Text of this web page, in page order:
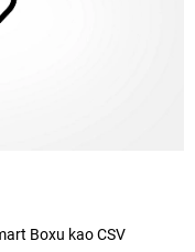
Boxu kao CSV